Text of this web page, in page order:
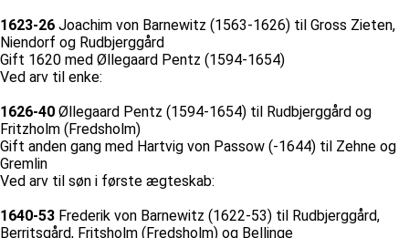
1623-26 Joachim von Barnewitz (1563-1626) til Gross Zieten,
Niendorf og Rudbjerggård
Gift 1620 med Øllegaard Pentz (1594-1654)
Ved arv til enke:
1626-40 Øllegaard Pentz (1594-1654) til Rudbjerggård og
Fritzholm (Fredsholm)
Gift anden gang med Hartvig von Passow (-1644) til Zehne og
Gremlin
Ved arv til søn i første ægteskab:
1640-53 Frederik von Barnewitz (1622-53) til Rudbjerggård,
Berritsgård, Fritsholm (Fredsholm) og Bellinge